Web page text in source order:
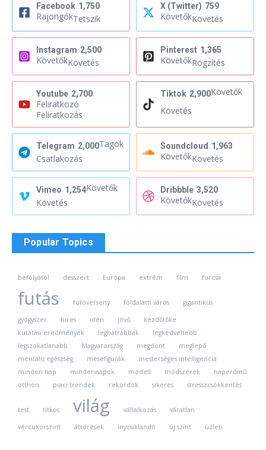
Facebook 1,750
RajongókTetszik
X (Twitter) 759
KövetőkKövetés
Instagram 2,500
KövetőkKövetés
Pinterest 1,365
KövetőkRögzítés
Youtube 2,700
Feliratkozó
Feliratkozás
Tiktok 2,900Követők
Követés
Telegram 2,000Tagok
Csatlakozás
Soundcloud 1,963
KövetőkKövetés
Vimeo 1,254Követők
Követés
Dribbble 3,520
KövetőkKövetés
Popular Topics
befolyásol desszert Európa extrém film furcsa
futás futóverseny földalatti város gigantikus
gyógyszer híres idén jövő
kezdőtőke
kutatási eredmények
legbátrabbak
legkedveltebb
legszokatlanabb
Magyarország megdönt
meglepő
mentális egészség
mesefigurák
mesterséges intelligencia
minden nap
mindennapok modell módszerek
naperőmű
otthon
piaci trendek rekordok sikeres stresszcsökkentés
test titkos világ vállalkozás váratlan
vércukorszint áttörések ínycsiklandó új szint üzleti